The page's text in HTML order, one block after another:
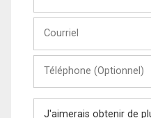
Nom
(Optionnel)
Message